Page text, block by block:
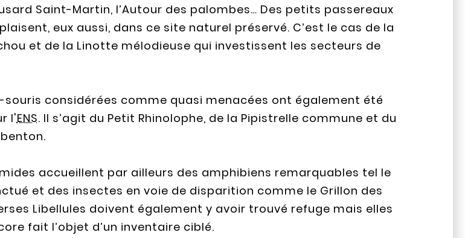
Saint-Martin, l’Autour des palombes… Des petits passereaux
eux aussi, dans ce site naturel préservé. C’est le cas de la
et de la Linotte mélodieuse qui investissent les secteurs de
souris considérées comme quasi menacées ont également été
l'ENS. Il s’agit du Petit Rhinolophe, de la Pipistrelle commune et du
accueillent par ailleurs des amphibiens remarquables tel le
et des insectes en voie de disparition comme le Grillon des
Libellules doivent également y avoir trouvé refuge mais elles
fait l’objet d’un inventaire ciblé.